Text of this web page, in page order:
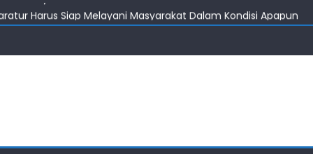
Harus Siap Melayani Masyarakat Dalam Kondisi Apapun
Jadi RS Regional Kepulauan Nias